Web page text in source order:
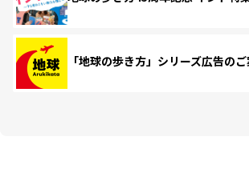
「地球の歩き方」シリーズ広告の